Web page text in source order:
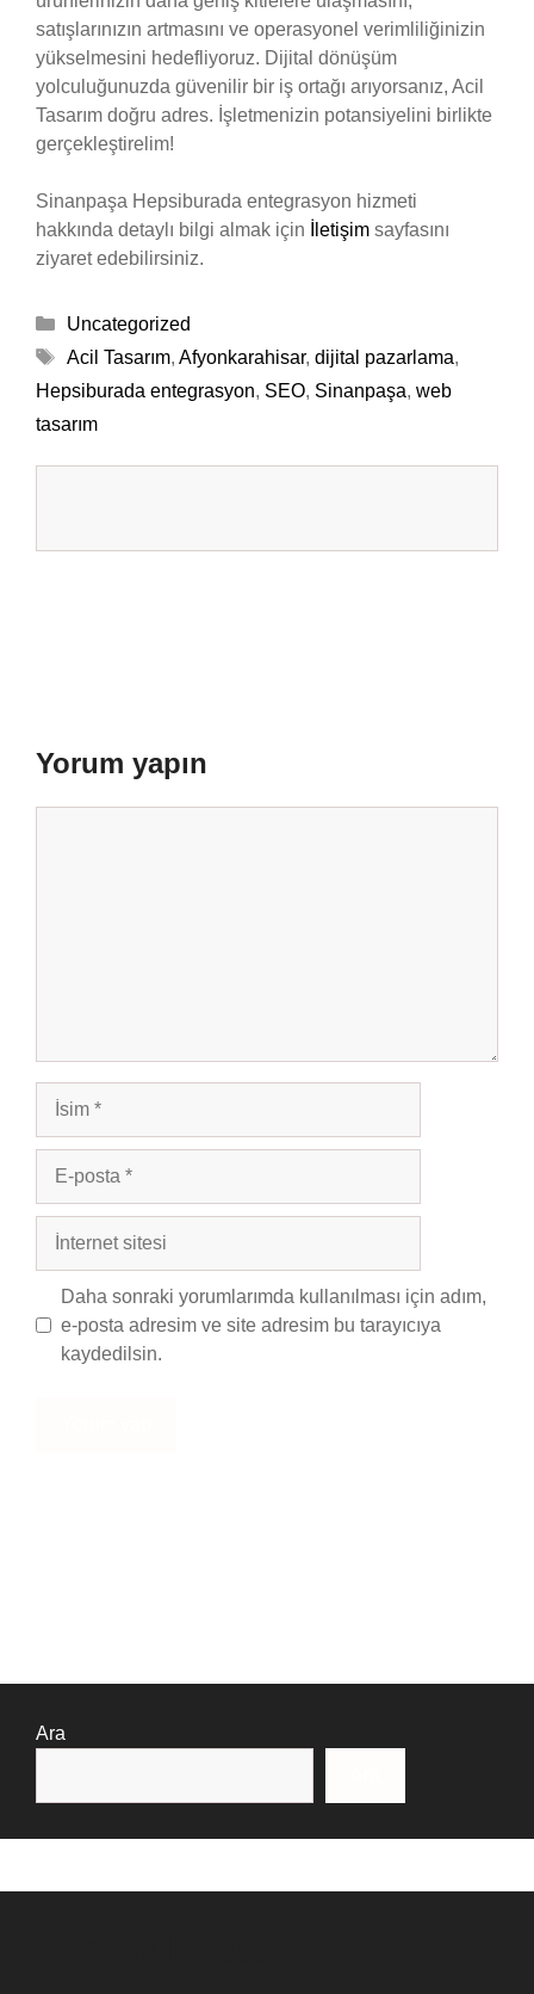
satışlarınızın artmasını ve operasyonel verimliliğinizin
yükselmesini hedefliyoruz. Dijital dönüşüm
yolculuğunuzda güvenilir bir iş ortağı arıyorsanız, Acil
Tasarım doğru adres. İşletmenizin potansiyelini birlikte
gerçekleştirelim!
Sinanpaşa Hepsiburada entegrasyon hizmeti
hakkında detaylı bilgi almak için
İletişim sayfasını
ziyaret edebilirsiniz.
Kategoriler
Uncategorized
Etiketler
Acil Tasarım, Afyonkarahisar, dijital pazarlama,
Hepsiburada entegrasyon, SEO, Sinanpaşa, web
tasarım
Yorum yapın
İsim
posta
İnternet
Daha sonraki yorumlarımda kullanılması için adım,
e-posta adresim ve site adresim bu tarayıcıya
kaydedilsin.
Ara